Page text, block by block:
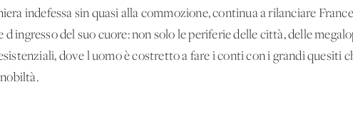
indefessa sin quasi alla commozione, continua a rilanciare
del suo cuore: non solo le periferie delle città, delle
dove l'uomo è costretto a fare i conti con i grandi quesiti